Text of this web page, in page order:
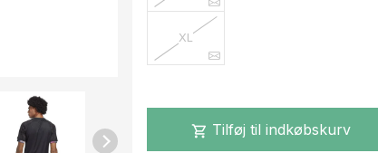
XL
shopping_cart Tilføj til indkøbskurv